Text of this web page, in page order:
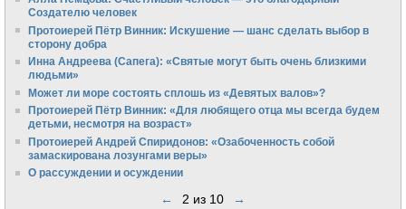
Создателю человек
Протоиерей Пётр Винник: Искушение — шанс сделать выбор в
сторону добра
Инна Андреева (Сапега): «Святые могут быть очень близкими
людьми»
Может ли море состоять сплошь из «Девятых валов»?
Протоиерей Пётр Винник: «Для любящего отца мы всегда будем
детьми, несмотря на возраст»
Протоиерей Андрей Спиридонов: «Озабоченность собой
замаскирована лозунгами веры»
О рассуждении и осуждении
← 2 из 10 →